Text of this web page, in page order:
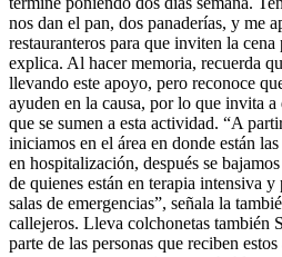
nos dan el pan, dos panaderías, y me
restauranteros para que inviten la
explica. Al hacer memoria, recuerda
llevando este apoyo, pero reconoce
ayuden en la causa, por lo que invita a
que se sumen a esta actividad. “A
iniciamos en el área en donde están
en hospitalización, después se
de quienes están en terapia intensiva
salas de emergencias”, señala la
callejeros. Lleva colchonetas también
parte de las personas que reciben